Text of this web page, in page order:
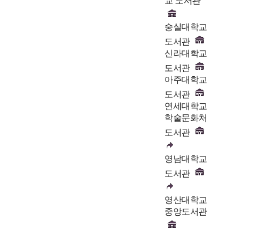
숭실대학교
도서관
신라대학교
도서관
아주대학교
도서관
연세대학교
학술문화처
도서관
영남대학교
도서관
영산대학교
중앙도서관